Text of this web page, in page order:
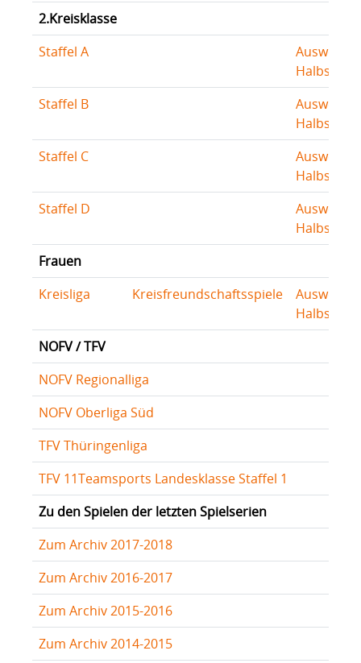
2.Kreisklasse
Staffel A
Halbserie
Staffel B
Halbserie
Staffel C
Halbserie
Staffel D
Halbserie
Frauen
Kreisliga
Kreisfreundschaftsspiele
Halbserie
NOFV / TFV
NOFV Regionalliga
NOFV Oberliga Süd
TFV Thüringenliga
TFV 11Teamsports Landesklasse Staffel 1
Zu den Spielen der letzten Spielserien
Zum Archiv 2017-2018
Zum Archiv 2016-2017
Zum Archiv 2015-2016
Zum Archiv 2014-2015